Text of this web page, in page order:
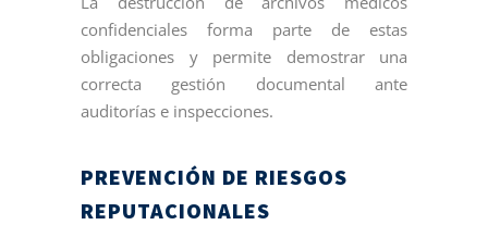
confidenciales forma parte de estas
obligaciones y permite demostrar una
correcta gestión documental ante
auditorías e inspecciones.
PREVENCIÓN DE RIESGOS
REPUTACIONALES